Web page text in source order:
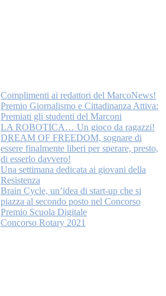
Complimenti ai redattori del MarcoNews!
Premio Giornalismo e Cittadinanza Attiva:
Premiati gli studenti del Marconi
LA ROBOTICA… Un gioco da ragazzi!
DREAM OF FREEDOM, sognare di
essere finalmente liberi per sperare, presto,
di esserlo davvero!
Una settimana dedicata ai giovani della
Resistenza
Brain Cycle, un’idea di start-up che si
piazza al secondo posto nel Concorso
Premio Scuola Digitale
Concorso Rotary 2021